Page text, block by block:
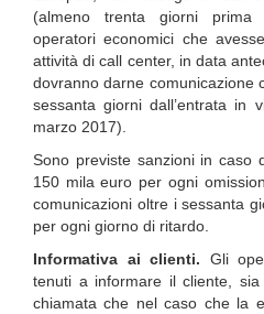
(almeno trenta giorni prima
operatori economici che
attività di call center, in data
dovranno darne comunicazione
sessanta giorni dall’entrata in
marzo 2017).
Sono previste sanzioni in caso
150 mila euro per ogni
comunicazioni oltre i sessanta
per ogni giorno di ritardo.
Informativa ai clienti. Gli
tenuti a informare il cliente,
chiamata che nel caso che la